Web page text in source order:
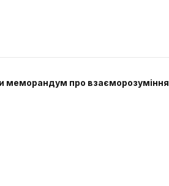
меморандум про взаєморозуміння